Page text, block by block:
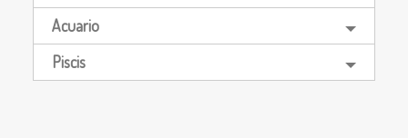
Acuario
Piscis